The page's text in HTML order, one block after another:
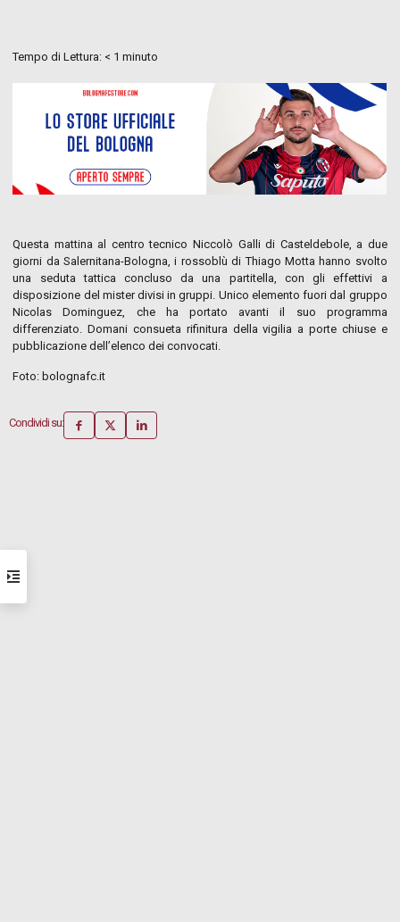
Tempo di Lettura: < 1 minuto
Questa mattina al centro tecnico Niccolò Galli di Casteldebole, a due
giorni da Salernitana-Bologna, i rossoblù di Thiago Motta hanno svolto
una seduta tattica concluso da una partitella, con gli effettivi a
disposizione del mister divisi in gruppi. Unico elemento fuori dal gruppo
Nicolas Dominguez, che ha portato avanti il suo programma
differenziato. Domani consueta rifinitura della vigilia a porte chiuse e
pubblicazione dell’elenco dei convocati.
Foto: bolognafc.it
Condividi su: